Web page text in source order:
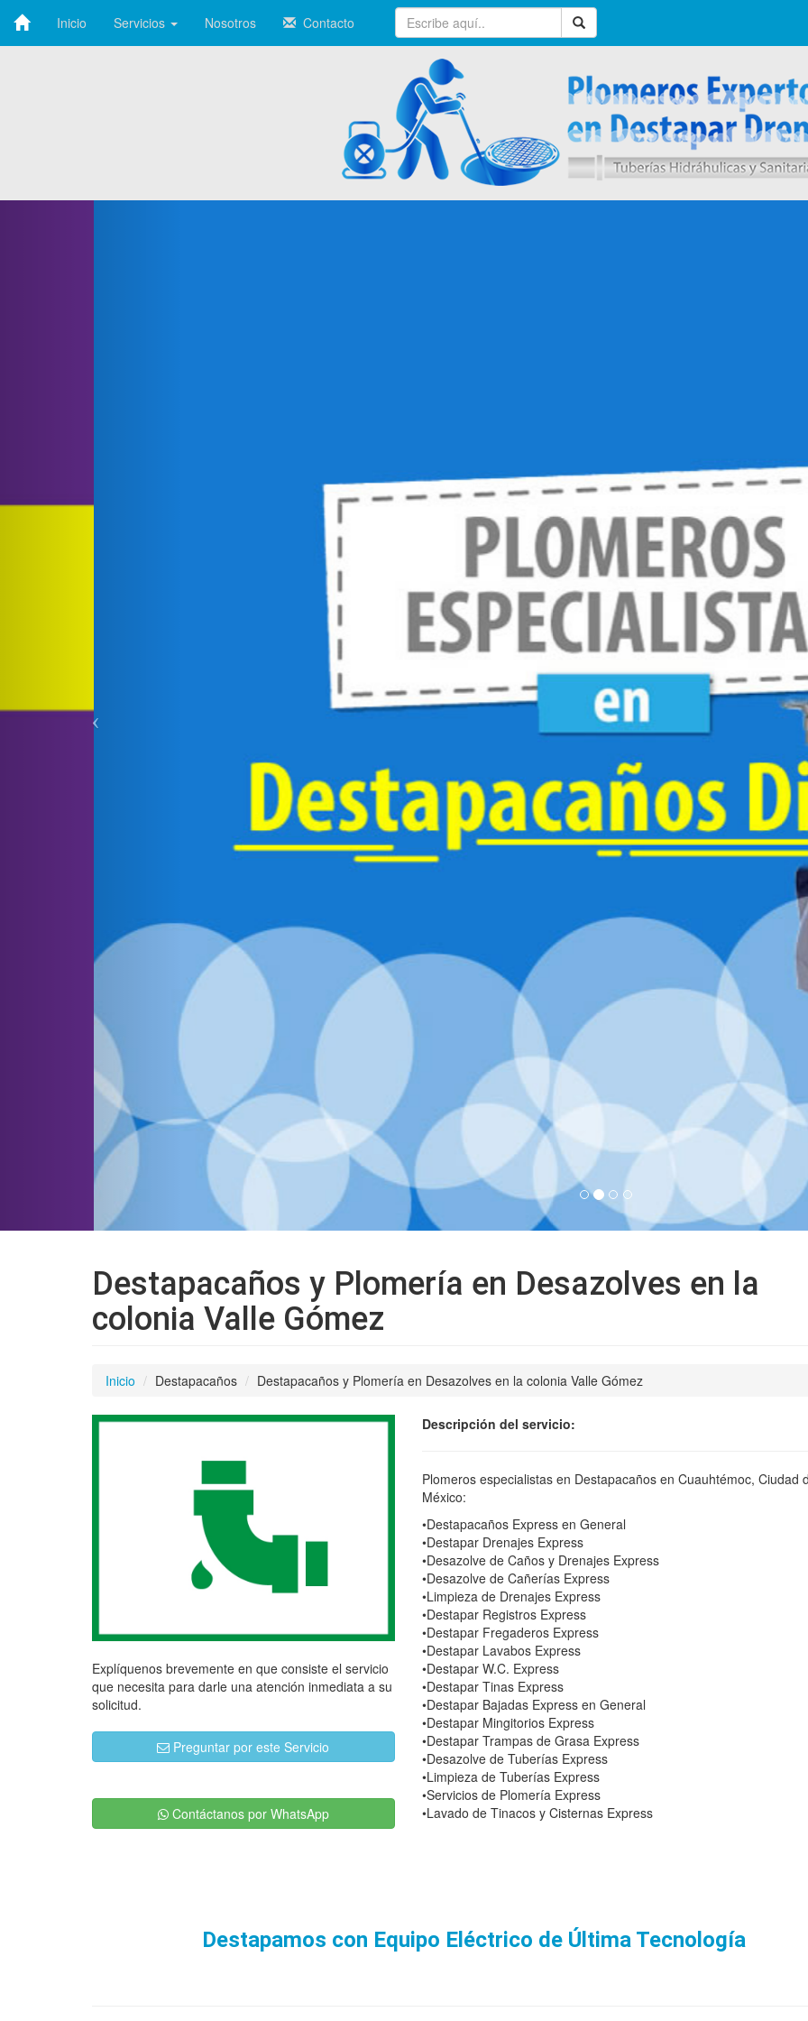
Inicio Servicios Nosotros Contacto
Destapacaños y Plomería en Desazolves en la
colonia Valle Gómez
Inicio Destapacaños Destapacaños y Plomería en Desazolves en la colonia Valle Gómez
Explíquenos brevemente en que consiste el servicio
que necesita para darle una atención inmediata a su
solicitud.
Preguntar por este Servicio
Contáctanos por WhatsApp
Descripción del servicio:
Plomeros especialistas en Destapacaños en Cuauhtémoc, Ciudad
México:
•Destapacaños Express en General
•Destapar Drenajes Express
•Desazolve de Caños y Drenajes Express
•Desazolve de Cañerías Express
•Limpieza de Drenajes Express
•Destapar Registros Express
•Destapar Fregaderos Express
•Destapar Lavabos Express
•Destapar W.C. Express
•Destapar Tinas Express
•Destapar Bajadas Express en General
•Destapar Mingitorios Express
•Destapar Trampas de Grasa Express
•Desazolve de Tuberías Express
•Limpieza de Tuberías Express
•Servicios de Plomería Express
•Lavado de Tinacos y Cisternas Express
Destapamos con Equipo Eléctrico de Última Tecnología